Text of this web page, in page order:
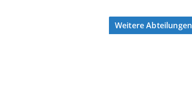
Weitere Abteilungen